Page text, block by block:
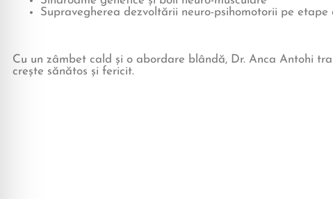
Supravegherea dezvoltării neuro-psihomotorii pe etape
Cu un zâmbet cald și o abordare blândă, Dr. Anca Antohi
crește sănătos și fericit.